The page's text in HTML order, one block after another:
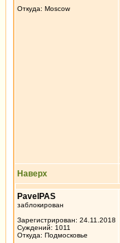
Откуда: Moscow
Наверх
PavelPAS
заблокирован
Зарегистрирован: 24.11.2018
Суждений: 1011
Откуда: Подмосковье